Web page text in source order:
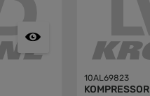
10AL69823
KOMPRESSOR